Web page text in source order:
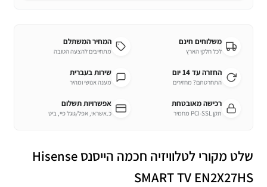
משלוחים חינם
לכל חלקי הארץ
המחיר המשתלם
מתחייבים להצעה הטובה
החזרה עד 14 יום
התחרטתם? מחזירים
שירות בעברית
מענה אנושי ומהיר
רכישה מאובטחת
תקן PCI-SSL מחמיר
אפשרויות תשלום
כ.אשראי, אפל/גוגל פיי, ביט
שלט מקורי לטלוויזיה חכמה הייסנס Hisense
SMART TV EN2X27HS